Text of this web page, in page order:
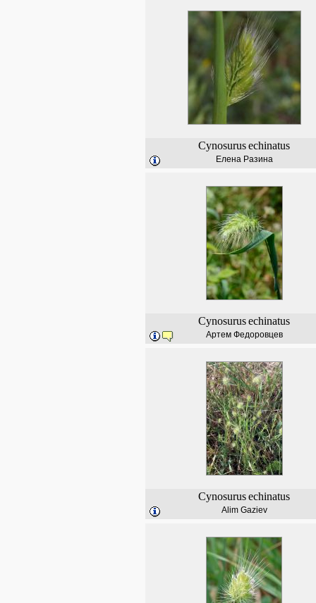
Cynosurusechinatus
Елена Разина
Cynosurusechinatus
Артем Федоровцев
Cynosurusechinatus
Alim Gaziev